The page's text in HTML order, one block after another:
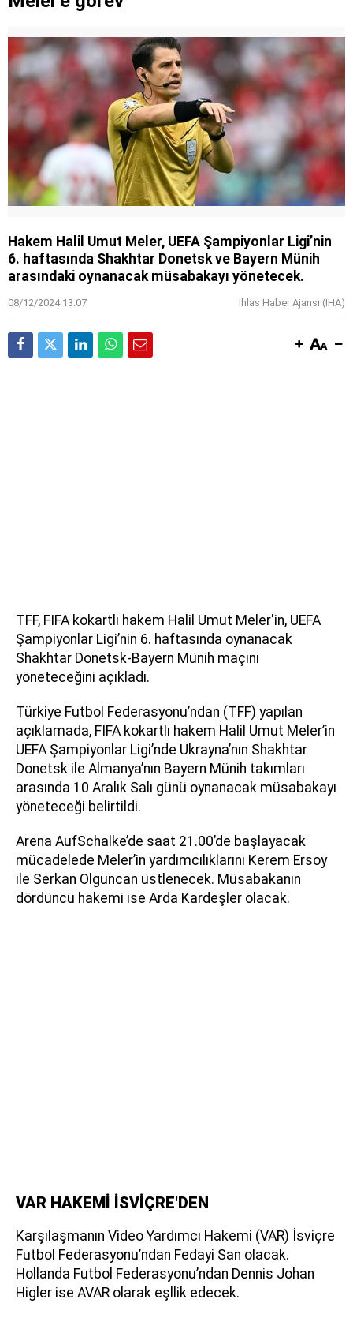
Hakem Halil Umut Meler, UEFA Şampiyonlar Ligi’nin
6. haftasında Shakhtar Donetsk ve Bayern Münih
arasındaki oynanacak müsabakayı yönetecek.
08/12/2024 13:07 İhlas Haber Ajansı (IHA)
TFF, FIFA kokartlı hakem Halil Umut Meler'in, UEFA
Şampiyonlar Ligi’nin 6. haftasında oynanacak
Shakhtar Donetsk-Bayern Münih maçını
yöneteceğini açıkladı.
Türkiye Futbol Federasyonu’ndan (TFF) yapılan
açıklamada, FIFA kokartlı hakem Halil Umut Meler’in
UEFA Şampiyonlar Ligi’nde Ukrayna’nın Shakhtar
Donetsk ile Almanya’nın Bayern Münih takımları
arasında 10 Aralık Salı günü oynanacak müsabakayı
yöneteceği belirtildi.
Arena AufSchalke’de saat 21.00’de başlayacak
mücadelede Meler’in yardımcılıklarını Kerem Ersoy
ile Serkan Olguncan üstlenecek. Müsabakanın
dördüncü hakemi ise Arda Kardeşler olacak.
VAR HAKEMİ İSVİÇRE'DEN
Karşılaşmanın Video Yardımcı Hakemi (VAR) İsviçre
Futbol Federasyonu’ndan Fedayi San olacak.
Hollanda Futbol Federasyonu’ndan Dennis Johan
Higler ise AVAR olarak eşllik edecek.